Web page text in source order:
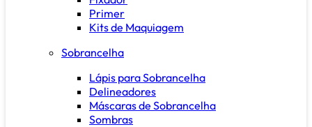
Primer
Kits de Maquiagem
Sobrancelha
Lápis para Sobrancelha
Delineadores
Máscaras de Sobrancelha
Sombras